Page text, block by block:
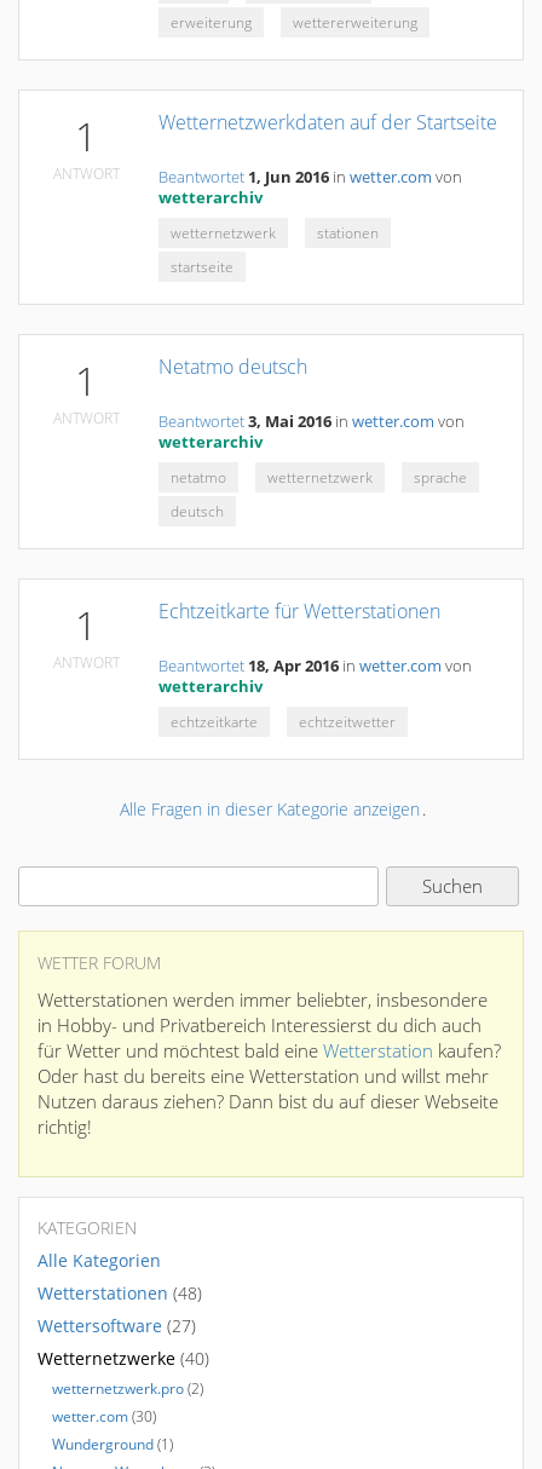
erweiterung
wettererweiterung
1
ANTWORT
Wetternetzwerkdaten auf der Startseite
Beantwortet 1, Jun 2016 in wetter.com von
wetterarchiv
wetternetzwerk
stationen
startseite
1
ANTWORT
Netatmo deutsch
Beantwortet3, Mai 2016 in wetter.com von
wetterarchiv
netatmo
wetternetzwerk
sprache
deutsch
1
ANTWORT
Echtzeitkarte für Wetterstationen
Beantwortet 18, Apr 2016 in wetter.com von
wetterarchiv
echtzeitkarte
echtzeitwetter
Alle Fragen in dieser Kategorie anzeigen .
WETTER FORUM
Wetterstationen werden immer beliebter, insbesondere
in Hobby- und Privatbereich Interessierst du dich auch
für Wetter und möchtest bald eine Wetterstation kaufen?
Oder hast du bereits eine Wetterstation und willst mehr
Nutzen daraus ziehen? Dann bist du auf dieser Webseite
richtig!
KATEGORIEN
Alle Kategorien
Wetterstationen (48)
Wettersoftware (27)
Wetternetzwerke (40)
wetternetzwerk.pro(2)
wetter.com(30)
Wunderground(1)